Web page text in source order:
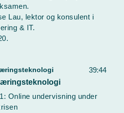
Lau, lektor og konsulent i
& IT.
39:44
Online undervisning under